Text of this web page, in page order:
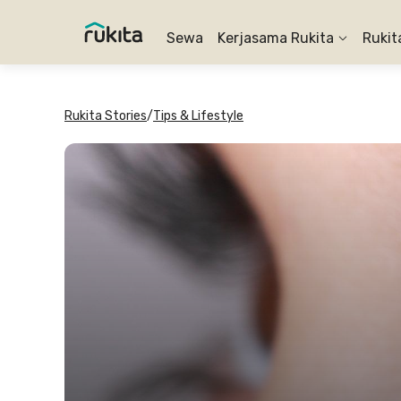
Sewa Kerjasama Rukita
Rukita Stories/Tips & Lifestyle